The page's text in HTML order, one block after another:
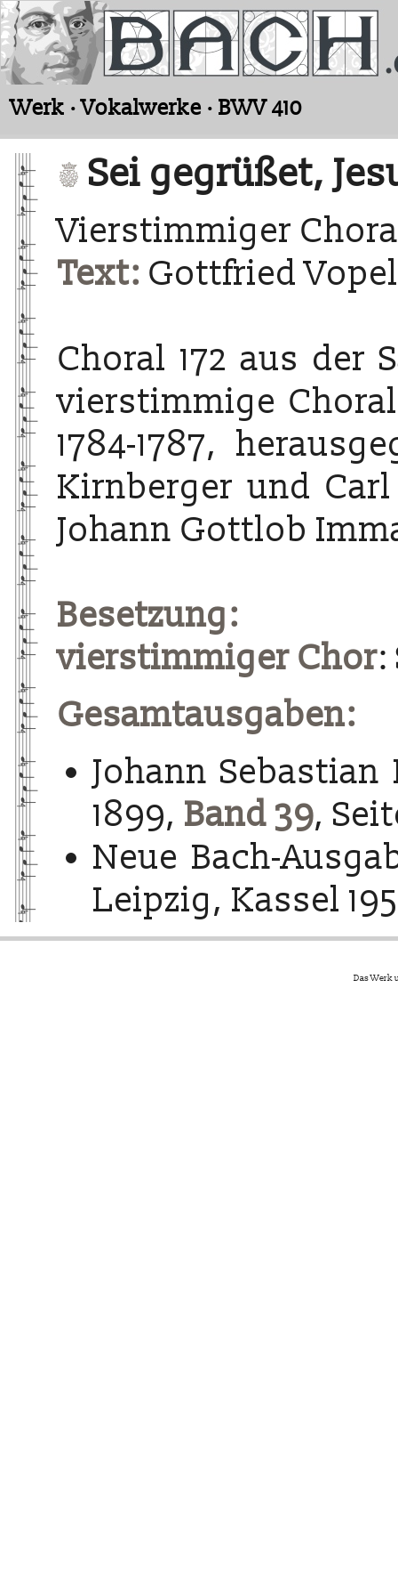
Werk · Vokalwerke · BWV 410
Sei gegrüßet,
Vierstimmiger
Text: Gottfried
Choral 172 aus der
vierstimmige
1784-1787,
Kirnberger und
Johann Gottlob
Besetzung:
vierstimmiger Chor:
Gesamtausgaben:
Johann Sebastian
1899, Band 39,
Neue Bach-
Leipzig, Kassel
Das Werk